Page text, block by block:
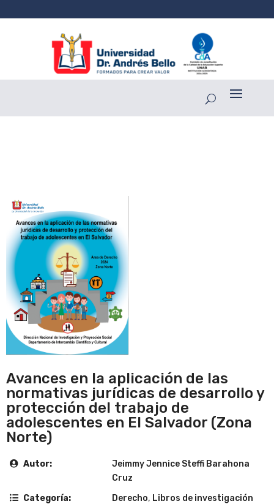
Avances en la aplicación de las
normativas jurídicas de desarrollo y
protección del trabajo de
adolescentes en El Salvador (Zona
Norte)
Autor:
Jeimmy Jennice Steffi Barahona
Cruz
Categoría:
Derecho, Libros de investigación